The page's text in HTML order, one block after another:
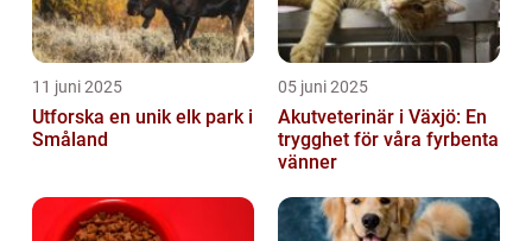
11 juni 2025
Utforska en unik elk park i
Småland
05 juni 2025
Akutveterinär i Växjö: En
trygghet för våra fyrbenta
vänner